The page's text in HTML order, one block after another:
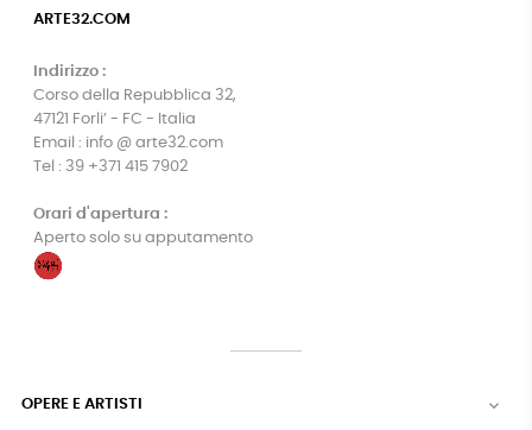
ARTE32.COM
Indirizzo :
Corso della Repubblica 32,
47121 Forli’ - FC - Italia
Email : info @ arte32.com
Tel : 39 +371 415 7902
Orari d'apertura :
Aperto solo su apputamento
OPERE E ARTISTI 